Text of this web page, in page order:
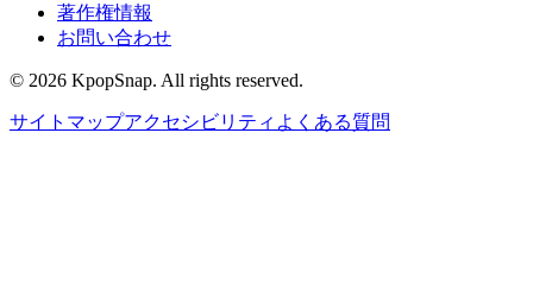
著作権情報
お問い合わせ
© 2026 KpopSnap. All rights reserved.
サイトマップアクセシビリティ よくある質問